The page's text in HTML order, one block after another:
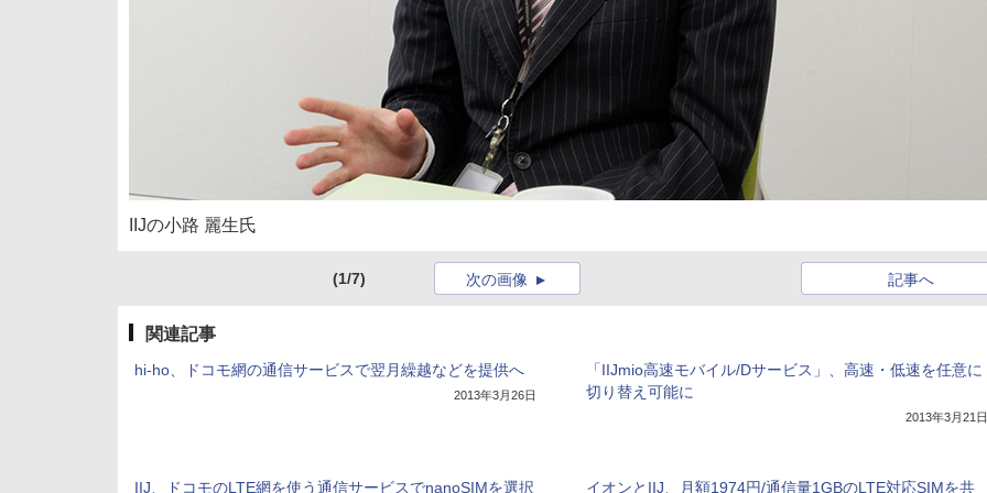
IIJの小路 麗生氏
(1/7) 記事へ
次の画像
関連記事
hi-ho、ドコモ網の通信サービスで翌月繰越などを提供へ
2013年3月26日
「IIJmio高速モバイル/Dサービス」、高速・低速を任意に
切り替え可能に
2013年3月21日
IIJ、ドコモのLTE網を使う通信サービスでnanoSIMを選択 イオンとIIJ、月額1974円/通信量1GBのLTE対応SIMを共